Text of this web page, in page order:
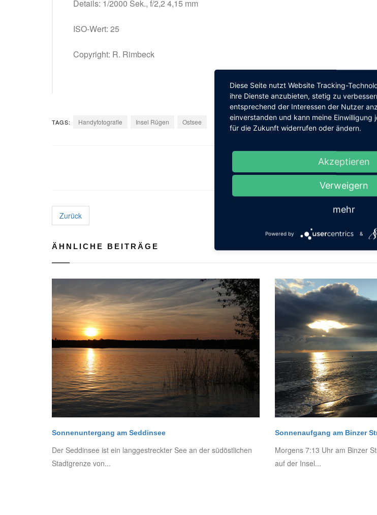
Details: 1/2000 Sek., f/2,2 4,15 mm
ISO-Wert: 25
Copyright: R. Rimbeck
TAGS: Handyfotografie Insel Rügen Ostsee
Zurück
ÄHNLICHE BEITRÄGE
Sonnenuntergang am Seddinsee
Der Seddinsee ist ein langgestreckter See an der südöstlichen
Stadtgrenze von...
Sonnenaufgang am Binzer
Morgens 7:13 Uhr am Binzer
auf der Insel...
Diese Seite nutzt Website Tracking-
ihre Dienste anzubieten, stetig zu
entsprechend der Interessen der Nutzer
einverstanden und kann meine Einwilligung
für die Zukunft widerrufen oder ändern.
Akzeptieren
Verweigern
mehr
Powered by &